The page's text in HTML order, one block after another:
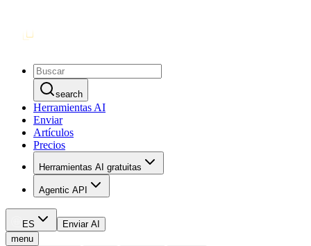
search
Herramientas AI
Enviar
Artículos
Precios
Herramientas AI gratuitas
Agentic API
ES
Enviar AI
menu